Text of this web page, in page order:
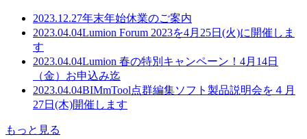
2023.12.27年末年始休業のご案内
2023.04.04Lumion Forum 2023を4月25日(火)に開催しま
す
2023.04.04Lumion 春の特別キャンペーン！4月14日
（金）お申込み迄
2023.04.04BIMmTool点群編集ソフト製品説明会を４月
27日(木)開催します
もっと見る